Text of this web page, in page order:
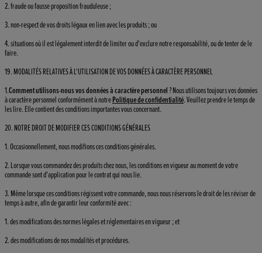
2. fraude ou fausse proposition frauduleuse ;
3. non-respect de vos droits légaux en lien avec les produits ; ou
4. situations où il est légalement interdit de limiter ou d'exclure notre responsabilité, ou de tenter de le
faire.
19. MODALITÉS RELATIVES À L'UTILISATION DE VOS DONNÉES À CARACTÈRE PERSONNEL
1.Comment utilisons-nous vos données à caractère personnel? Nous utilisons toujours vos données
à caractère personnel conformément à notrePolitique de confidentialité. Veuillez prendre le temps de
les lire. Elle contient des conditions importantes vous concernant.
20. NOTRE DROIT DE MODIFIER CES CONDITIONS GÉNÉRALES
1. Occasionnellement, nous modifions ces conditions générales.
2. Lorsque vous commandez des produits chez nous, les conditions en vigueur au moment de votre
commande sont d'application pour le contrat qui nous lie.
3. Même lorsque ces conditions régissent votre commande, nous nous réservons le droit de les réviser de
temps à autre, afin de garantir leur conformité avec :
1. des modifications des normes légales et réglementaires en vigueur ; et
2. des modifications de nos modalités et procédures.